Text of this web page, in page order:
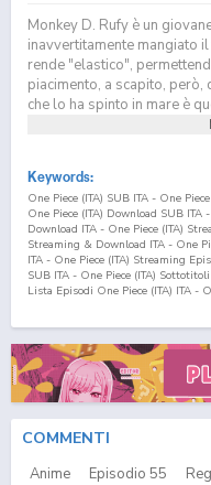
Monkey D. Rufy è un
inavvertitamente mangiato
rende "elastico",
piacimento, a scapito,
che lo ha spinto in mare è
Keywords:
One Piece (ITA) SUB ITA - One
One Piece (ITA) Download SUB ITA
Download ITA - One Piece (ITA)
Streaming & Download ITA - One
ITA - One Piece (ITA) Streaming
SUB ITA - One Piece (ITA)
Lista Episodi One Piece (ITA) ITA -
COMMENTI
Anime Episodio 55